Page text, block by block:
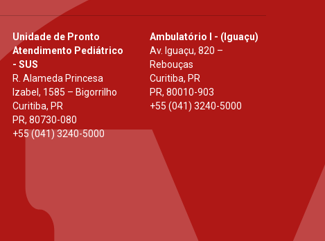
Unidade de Pronto
Atendimento Pediátrico
- SUS
R. Alameda Princesa
Izabel, 1585 – Bigorrilho
Curitiba, PR
PR, 80730-080
+55 (041) 3240-5000
Ambulatório I - (Iguaçu)
Av. Iguaçu, 820 –
Rebouças
Curitiba, PR
PR, 80010-903
+55 (041) 3240-5000